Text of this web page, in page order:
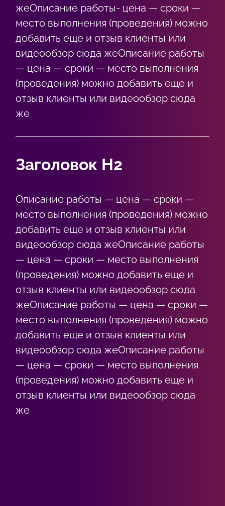
жеОписание работы- цена — сроки —
место выполнения (проведения) можно
добавить еще и отзыв клиенты или
видеообзор сюда жеОписание работы
— цена — сроки — место выполнения
(проведения) можно добавить еще и
отзыв клиенты или видеообзор сюда
же
Заголовок Н2
Описание работы — цена — сроки —
место выполнения (проведения) можно
добавить еще и отзыв клиенты или
видеообзор сюда жеОписание работы
— цена — сроки — место выполнения
(проведения) можно добавить еще и
отзыв клиенты или видеообзор сюда
жеОписание работы — цена — сроки —
место выполнения (проведения) можно
добавить еще и отзыв клиенты или
видеообзор сюда жеОписание работы
— цена — сроки — место выполнения
(проведения) можно добавить еще и
отзыв клиенты или видеообзор сюда
же